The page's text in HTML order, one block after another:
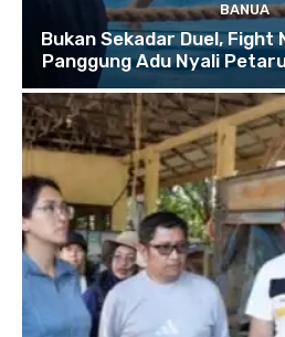
BANUA
Bukan Sekadar Duel,
Panggung Adu Nyali